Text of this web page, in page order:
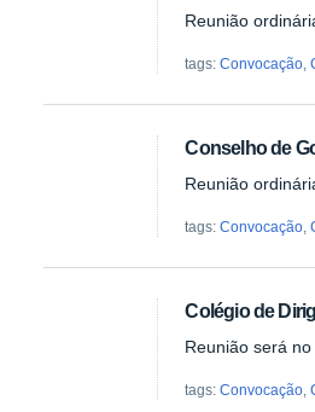
Reunião
tags:Convocação ,
Conselho de
Reunião
tags:Convocação ,
Colégio de
Reunião será
tags:Convocação ,